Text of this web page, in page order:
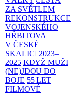
ZA SVĚTLEM
REKONSTRUKCE
VOJENSKÉHO
HŘBITOVA
V ČESKÉ
SKALICI 2023–
2025 KDYŽ MUŽI
(NE)JDOU DO
BOJE 55 LET
FILMOVÉ